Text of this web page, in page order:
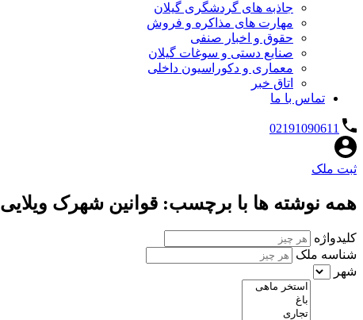
جاذبه های گردشگری گیلان
مهارت های مذاکره و فروش
حقوق و اخبار صنفی
صنایع دستی و سوغات گیلان
معماری و دکوراسیون داخلی
اتاق خبر
تماس با ما
02191090611
ثبت ملک
همه نوشته ها با برچسب: قوانین شهرک ویلایی
کلیدواژه
شناسه ملک
شهر